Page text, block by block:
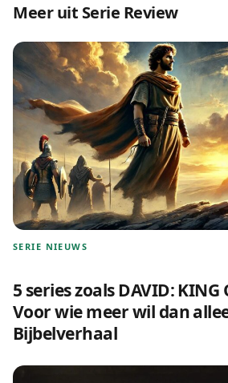
Meer uit Serie Review
SERIE NIEUWS
5 series zoals DAVID: KING
Voor wie meer wil dan
Bijbelverhaal